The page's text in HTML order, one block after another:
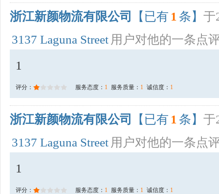
浙江新颜物流有限公司 【已有 1 条】 于
3137 Laguna Street 用户对他的一条点
1
评分： 服务态度： 1 服务质量： 1 诚信度： 1
浙江新颜物流有限公司 【已有 1 条】 于
3137 Laguna Street 用户对他的一条点
1
评分： 服务态度： 1 服务质量： 1 诚信度： 1